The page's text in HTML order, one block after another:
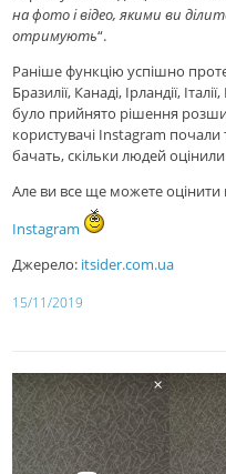
на фото і відео, якими ви
отримують“.
Раніше функцію успішно
Бразилії, Канаді, Ірландії,
було прийнято рішення
користувачі Instagram
бачать, скільки людей
Але ви все ще можете
Instagram
Джерело: itsider.com.ua
15/11/2019